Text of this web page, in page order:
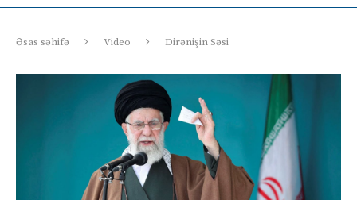
Əsas səhifə Video Dirənişin Səsi